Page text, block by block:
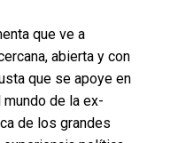
que ve a
abierta y con
que se apoye en
de la ex-
de los grandes